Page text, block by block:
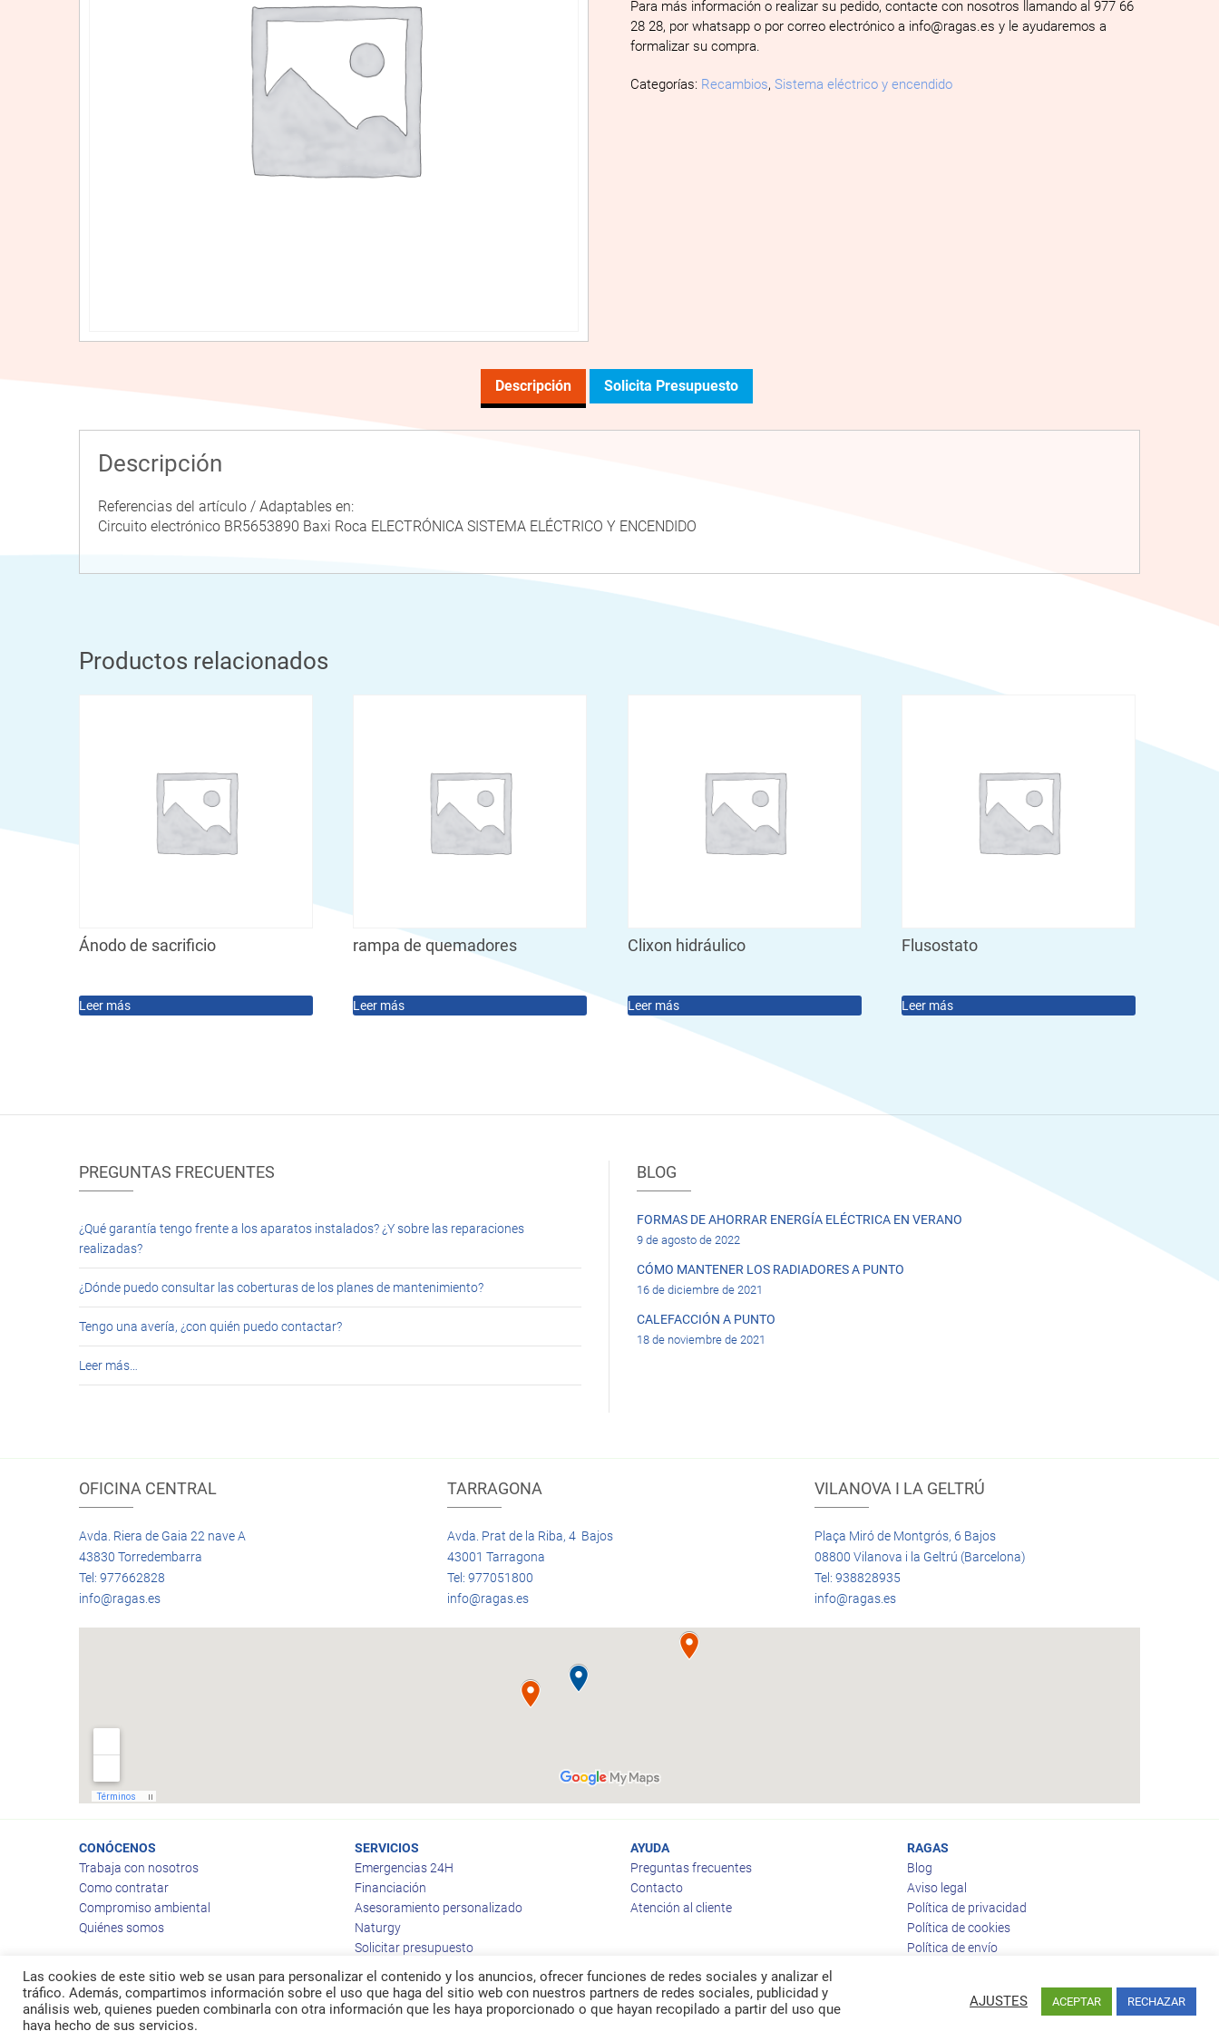
Para más información o realizar su pedido, contacte con nosotros llamando al 977 66
28 28, por whatsapp o por correo electrónico a info@ragas.es y le ayudaremos a
formalizar su compra.
Categorías: Recambios,Sistema eléctrico y encendido
Descripción Solicita Presupuesto
Descripción
Referencias del artículo / Adaptables en:
Circuito electrónico BR5653890 Baxi Roca ELECTRÓNICA SISTEMA ELÉCTRICO Y ENCENDIDO
Productos relacionados
Ánodo de sacrificio
Leer más
rampa de quemadores
Leer más
Clixon hidráulico
Leer más
Flusostato
Leer más
PREGUNTAS FRECUENTES
¿Qué garantía tengo frente a los aparatos instalados? ¿Y sobre las reparaciones
realizadas?
¿Dónde puedo consultar las coberturas de los planes de mantenimiento?
Tengo una avería, ¿con quién puedo contactar?
Leer más…
BLOG
FORMAS DE AHORRAR ENERGÍA ELÉCTRICA EN VERANO
9 de agosto de 2022
CÓMO MANTENER LOS RADIADORES A PUNTO
16 de diciembre de 2021
CALEFACCIÓN A PUNTO
18 de noviembre de 2021
OFICINA CENTRAL
Avda. Riera de Gaia 22 nave A
43830 Torredembarra
Tel: 977662828
info@ragas.es
TARRAGONA
Avda. Prat de la Riba, 4 Bajos
43001 Tarragona
Tel: 977051800
info@ragas.es
VILANOVA I LA GELTRÚ
Plaça Miró de Montgrós, 6 Bajos
08800 Vilanova i la Geltrú (Barcelona)
Tel: 938828935
info@ragas.es
CONÓCENOS
Trabaja con nosotros
Como contratar
Compromiso ambiental
Quiénes somos
SERVICIOS
Emergencias 24H
Financiación
Asesoramiento personalizado
Naturgy
Solicitar presupuesto
AYUDA
Preguntas frecuentes
Contacto
Atención al cliente
RAGAS
Blog
Aviso legal
Política de privacidad
Política de cookies
Política de envío
© 2026Ragas
Las cookies de este sitio web se usan para personalizar el contenido y los anuncios, ofrecer funciones de redes sociales y analizar el
tráfico. Además, compartimos información sobre el uso que haga del sitio web con nuestros partners de redes sociales, publicidad y
análisis web, quienes pueden combinarla con otra información que les haya proporcionado o que hayan recopilado a partir del uso que
haya hecho de sus servicios.
AJUSTES ACEPTAR RECHAZAR